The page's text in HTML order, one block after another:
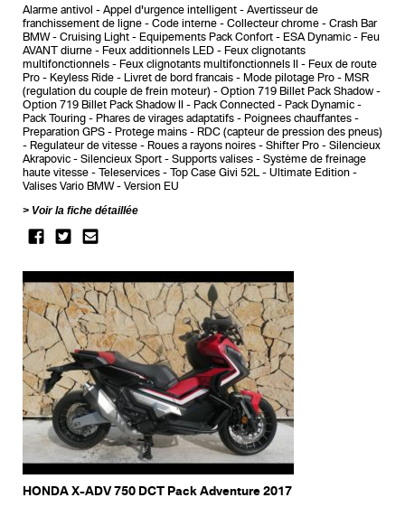
Alarme antivol Appel d'urgence intelligent
Avertisseur de
franchissement de ligne
Code interne Collecteur chrome
Crash Bar
BMW
Cruising Light Equipements Pack Confort ESA Dynamic
Feu
AVANT diurne
Feux additionnels LED
Feux clignotants
multifonctionnels
Feux clignotants multifonctionnels II
Feux de route
Pro
Keyless Ride Livret de bord francais Mode pilotage Pro
MSR
(regulation du couple de frein moteur)
Option 719 Billet Pack Shadow
Option 719 Billet Pack Shadow II
Pack Connected
Pack Dynamic
Pack Touring
Phares de virages adaptatifs
Poignees chauffantes
Preparation GPS
Protege mains
RDC (capteur de pression des pneus)
Regulateur de vitesse
Roues a rayons noires Shifter Pro
Silencieux
Akrapovic
Silencieux Sport Supports valises
Système de freinage
haute vitesse
Teleservices Top Case Givi 52L
Ultimate Edition
Valises Vario BMW
Version EU
Voir la fiche détaillée
HONDA X-ADV 750 DCT Pack Adventure 2017